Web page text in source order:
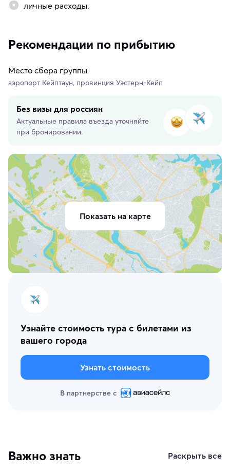
личные расходы.
Рекомендации по прибытию
Место сбора группы
аэропорт Кейптаун, провинция Уэстерн-Кейп
Без визы для россиян
Актуальные правила въезда уточняйте
при бронировании.
Показать на карте
Узнайте стоимость тура с билетами из
вашего города
Узнать стоимость
В партнерстве с
Важно знать Раскрыть все